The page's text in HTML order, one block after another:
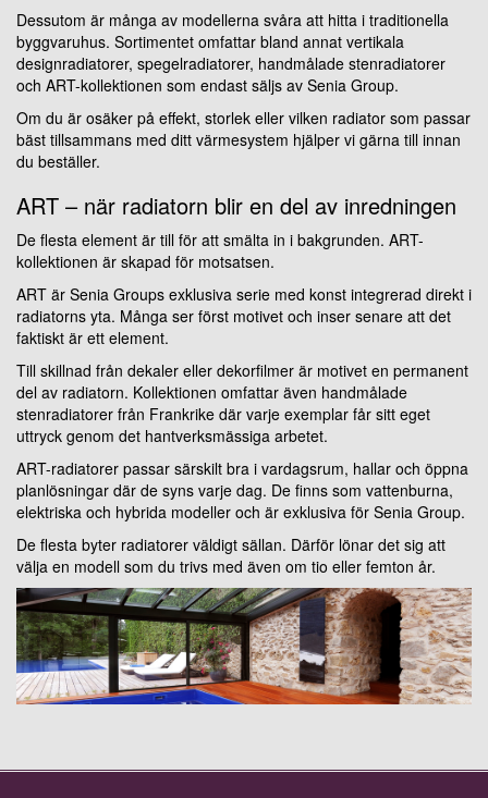
Dessutom är många av modellerna svåra att hitta i traditionella
byggvaruhus. Sortimentet omfattar bland annat vertikala
designradiatorer, spegelradiatorer, handmålade stenradiatorer
och ART-kollektionen som endast säljs av Senia Group.
Om du är osäker på effekt, storlek eller vilken radiator som passar
bäst tillsammans med ditt värmesystem hjälper vi gärna till innan
du beställer.
ART – när radiatorn blir en del av inredningen
De flesta element är till för att smälta in i bakgrunden. ART-
kollektionen är skapad för motsatsen.
ART är Senia Groups exklusiva serie med konst integrerad direkt i
radiatorns yta. Många ser först motivet och inser senare att det
faktiskt är ett element.
Till skillnad från dekaler eller dekorfilmer är motivet en permanent
del av radiatorn. Kollektionen omfattar även handmålade
stenradiatorer från Frankrike där varje exemplar får sitt eget
uttryck genom det hantverksmässiga arbetet.
ART-radiatorer passar särskilt bra i vardagsrum, hallar och öppna
planlösningar där de syns varje dag. De finns som vattenburna,
elektriska och hybrida modeller och är exklusiva för Senia Group.
De flesta byter radiatorer väldigt sällan. Därför lönar det sig att
välja en modell som du trivs med även om tio eller femton år.